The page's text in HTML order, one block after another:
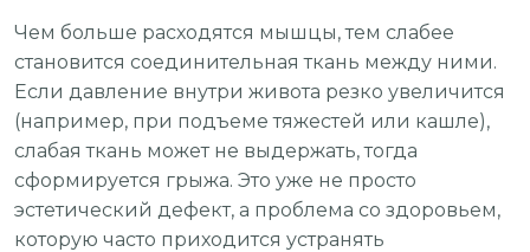
Чем больше расходятся мышцы, тем слабее
становится соединительная ткань между ними.
Если давление внутри живота резко увеличится
(например, при подъеме тяжестей или кашле),
слабая ткань может не выдержать, тогда
сформируется грыжа. Это уже не просто
эстетический дефект, а проблема со здоровьем,
которую часто приходится устранять